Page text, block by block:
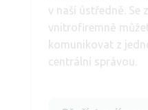
v naší ústředně. Se
vnitrofiremně
komunikovat z
centrální správou.